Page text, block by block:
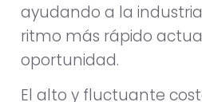
ayudando a la
ritmo más rápido
oportunidad.
El alto y fluctuante